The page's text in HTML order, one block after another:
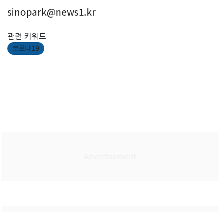
sinopark@news1.kr
관련 키워드
코로나19